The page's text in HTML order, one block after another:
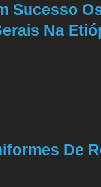
Sucesso
Na
De